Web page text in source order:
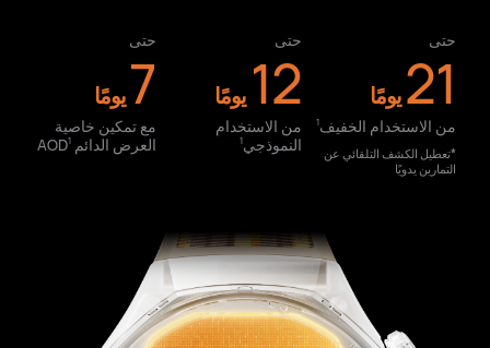
حتى
21يومًا
من الاستخدام الخفيف⁠1
*تعطيل الكشف التلقائي عن
التمارين يدويًا
حتى
12 يومًا
من الاستخدام
النموذجي⁠1
حتى
7يومًا
مع تمكين خاصية
العرض الدائم AOD⁠ 1